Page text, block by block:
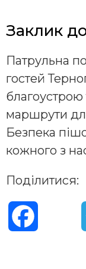
Заклик
Патрульна
гостей
благоустрою
маршрути
Безпека
кожного з
Поділитися: